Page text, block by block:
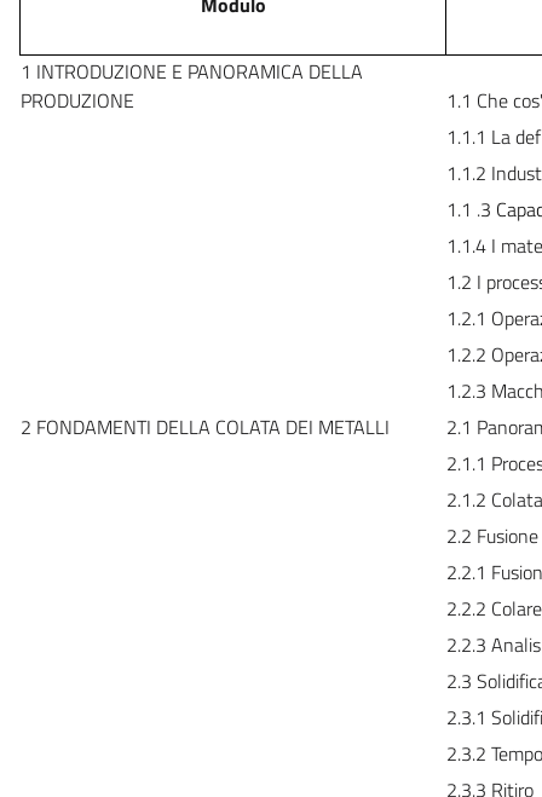
1 INTRODUZIONE E PANORAMICA DELLA
PRODUZIONE
1.1 Che
1.1.1 La
1.1.2
1.1 .3
1.1.4 I
1.2 I
1.2.1
1.2.2
1.2.3
2 FONDAMENTI DELLA COLATA DEI METALLI
2.1
2.1.1
2.1.2
2.2
2.2.1
2.2.2
2.2.3
2.3
2.3.1
2.3.2
2.3.3 Ritiro